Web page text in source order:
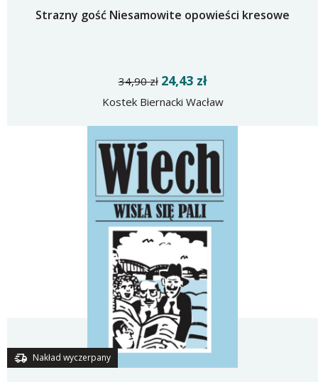
Strazny gość Niesamowite opowieści kresowe
34,90 zł 24,43 zł
Kostek Biernacki Wacław
Nakład wyczerpany